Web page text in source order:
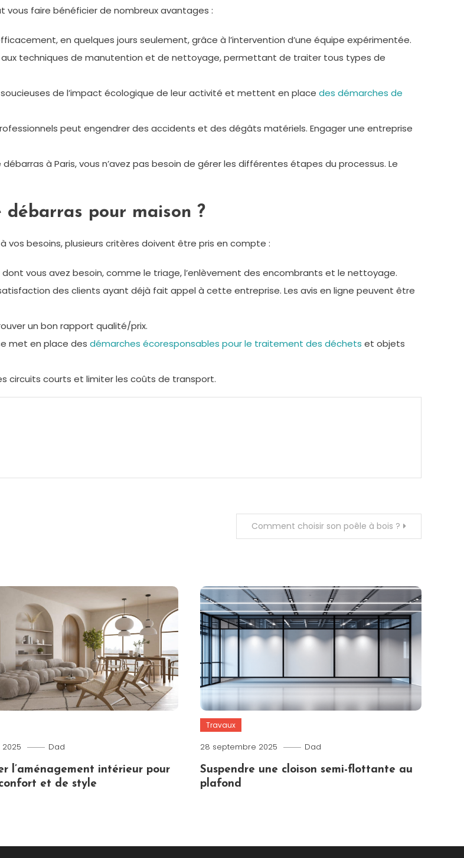
vous faire bénéficier de nombreux avantages :
en quelques jours seulement, grâce à l’intervention d’une équipe expérimentée.
techniques de manutention et de nettoyage, permettant de traiter tous types de
de l’impact écologique de leur activité et mettent en place des démarches de
peut engendrer des accidents et des dégâts matériels. Engager une entreprise
à Paris, vous n’avez pas besoin de gérer les différentes étapes du processus. Le
débarras pour maison ?
vos besoins, plusieurs critères doivent être pris en compte :
dont vous avez besoin, comme le triage, l’enlèvement des encombrants et le nettoyage.
des clients ayant déjà fait appel à cette entreprise. Les avis en ligne peuvent être
un bon rapport qualité/prix.
met en place des démarches écoresponsables pour le traitement des déchets et objets
circuits courts et limiter les coûts de transport.
Comment choisir son poêle à bois ?
Dad
l’aménagement intérieur pour
et de style
Travaux
28 septembre 2025 Dad
Suspendre une cloison semi-flottante au
plafond